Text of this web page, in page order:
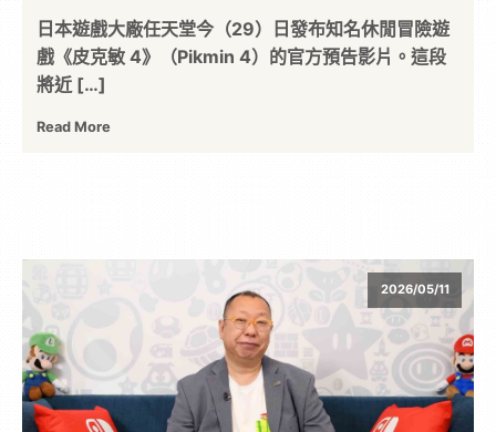
日本遊戲大廠任天堂今（29）日發布知名休閒冒險遊
戲《皮克敏 4》（Pikmin 4）的官方預告影片。這段
將近 […]
Read More
2026/05/11